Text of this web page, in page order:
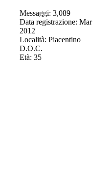
Messaggi: 3,089
Data registrazione: Mar
2012
Località: Piacentino
D.O.C.
Età: 35